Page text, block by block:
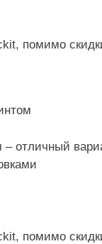
помимо
отличный
помимо